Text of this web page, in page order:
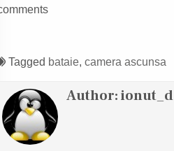
Tagged bataie, camera ascunsa
Author:ionut_d